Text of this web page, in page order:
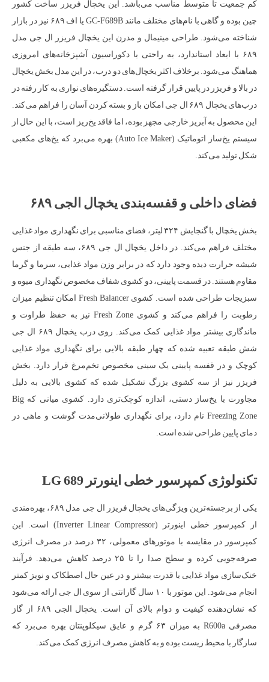
کم جمعیت تا متوسط مناسب می‌باشد. این یخچال فریزر ساخت کشور
چین بوده و گاهی با نام‌های مختلف مانند GC-F689B یا اف ۶۸۹ نیز در بازار
شناخته می‌شود. طراحی مینیمال و مدرن این یخچال فریزر ال جی مدل
۶۸۹ با ابعاد استاندارد، به راحتی با دکوراسیون آشپزخانه‌های امروزی
هماهنگ می‌شود. برخلاف اکثر یخچال‌های دو درب، در این مدل بخش یخچال
در بالا و فریزر در پایین قرار گرفته است. دستگیره‌های نواری به کار رفته در
درب‌های یخچال ۶۸۹ ال جی امکان باز و بسته کردن آسان را فراهم می‌کند.
این محصول به آبریز خارجی مجهز بوده، اما فاقد یخ‌ریز است، با این حال از
سیستم یخ‌ساز اتوماتیک (Auto Ice Maker) بهره می‌برد که یخ‌های مکعبی
شکل تولید می‌کند.
فضای داخلی و قفسه‌بندی یخچال الجی ۶۸۹
بخش یخچال با گنجایش ۳۲۴ لیتر، فضای مناسبی برای نگهداری مواد غذایی
مختلف فراهم می‌کند. در داخل یخچال ال جی ۶۸۹، سه طبقه از جنس
شیشه حرارت دیده وجود دارد که در برابر وزن مواد غذایی، سرما و گرما
مقاوم هستند. در قسمت پایینی، دو کشوی شفاف مخصوص نگهداری میوه و
سبزیجات طراحی شده است. کشوی Fresh Balancer امکان تنظیم میزان
رطوبت را فراهم می‌کند و کشوی Fresh Zone نیز به حفظ طراوت و
ماندگاری بیشتر مواد غذایی کمک می‌کند. روی درب یخچال ۶۸۹ ال جی
شش طبقه تعبیه شده که چهار طبقه بالایی برای نگهداری مواد غذایی
کوچک و در قفسه پایینی یک سینی مخصوص تخم‌مرغ قرار دارد. بخش
فریزر نیز از سه کشوی بزرگ تشکیل شده که کشوی بالایی به دلیل
مجاورت با یخ‌ساز دستی، اندازه کوچک‌تری دارد. کشوی میانی که Big
Freezing Zone نام دارد، برای نگهداری طولانی‌مدت گوشت و ماهی در
دمای پایین طراحی شده است.
تکنولوژی کمپرسور خطی اینورتر LG 689
یکی از برجسته‌ترین ویژگی‌های یخچال فریزر ال جی مدل ۶۸۹، بهره‌مندی
از کمپرسور خطی اینورتر (Inverter Linear Compressor) است. این
کمپرسور در مقایسه با موتورهای معمولی، ۳۲ درصد در مصرف انرژی
صرفه‌جویی کرده و سطح صدا را تا ۲۵ درصد کاهش می‌دهد. فرآیند
خنک‌سازی مواد غذایی با قدرت بیشتر و در عین حال اصطکاک و نویز کمتر
انجام می‌شود. این موتور با ۱۰ سال گارانتی از سوی ال جی ارائه می‌شود
که نشان‌دهنده کیفیت و دوام بالای آن است. یخچال الجی ۶۸۹ از گاز
مصرفی R600a به میزان ۶۳ گرم و عایق سیکلوپنتان بهره می‌برد که
سازگار با محیط زیست بوده و به کاهش مصرف انرژی کمک می‌کند.